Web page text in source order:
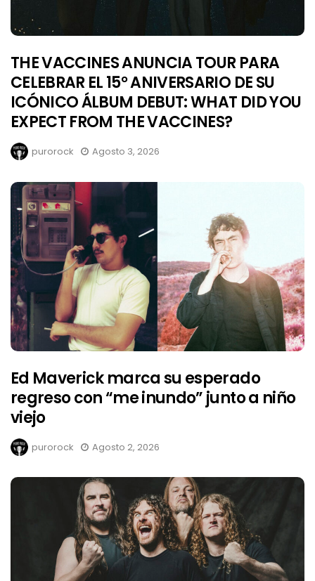
THE VACCINES ANUNCIA TOUR PARA
CELEBRAR EL 15° ANIVERSARIO DE SU
ICÓNICO ÁLBUM DEBUT: WHAT DID YOU
EXPECT FROM THE VACCINES?
purorock Agosto 3, 2026
Ed Maverick marca su esperado
regreso con “me inundo” junto a niño
viejo
purorock Agosto 2, 2026